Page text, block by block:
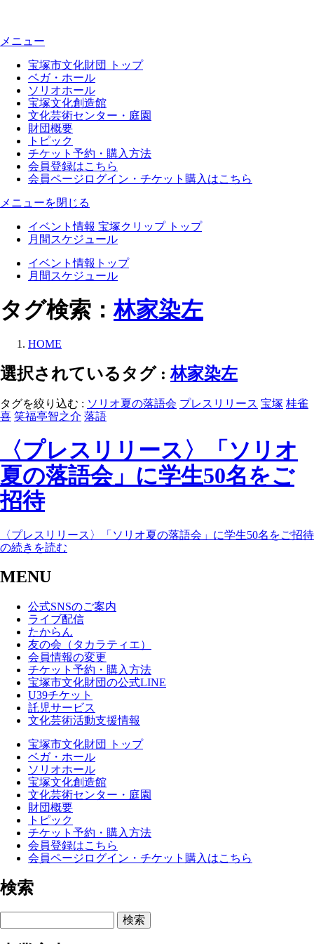
メニュー
宝塚市文化財団 トップ
ベガ・ホール
ソリオホール
宝塚文化創造館
文化芸術センター・庭園
財団概要
トピック
チケット予約・購入方法
会員登録はこちら
会員ページログイン・チケット購入はこちら
メニューを閉じる
イベント情報 宝塚クリップ トップ
月間スケジュール
イベント情報トップ
月間スケジュール
タグ検索：林家染左
HOME
選択されているタグ :林家染左
タグを絞り込む : ソリオ夏の落語会 プレスリリース 宝塚 桂雀
喜 笑福亭智之介 落語
〈プレスリリース〉「ソリオ
夏の落語会」に学生50名をご
招待
〈プレスリリース〉「ソリオ夏の落語会」に学生50名をご招待
の続きを読む
MENU
公式SNSのご案内
ライブ配信
たからん
友の会（タカラティエ）
会員情報の変更
チケット予約・購入方法
宝塚市文化財団の公式LINE
U39チケット
託児サービス
文化芸術活動支援情報
宝塚市文化財団 トップ
ベガ・ホール
ソリオホール
宝塚文化創造館
文化芸術センター・庭園
財団概要
トピック
チケット予約・購入方法
会員登録はこちら
会員ページログイン・チケット購入はこちら
検索
検索